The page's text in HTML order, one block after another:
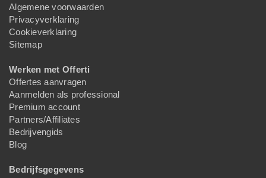
Algemene voorwaarden
Privacyverklaring
Cookieverklaring
Sitemap
Werken met Offerti
Offertes aanvragen
Aanmelden als professional
Premium account
Partners/Affiliates
Bedrijvengids
Blog
Bedrijfsgegevens